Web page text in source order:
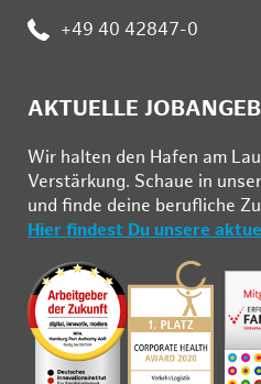
Telefon:
+49 40 42847-0
AKTUELLE
Wir hal­ten den Ha­fen am
Ver­stär­kung. Schau­e in
und fin­de deine be­ruf­li­che
Hier findest Du unsere